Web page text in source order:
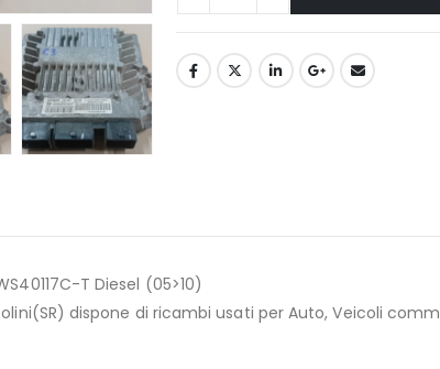
T Diesel (05>10)
dispone di ricambi usati per Auto, Veicoli